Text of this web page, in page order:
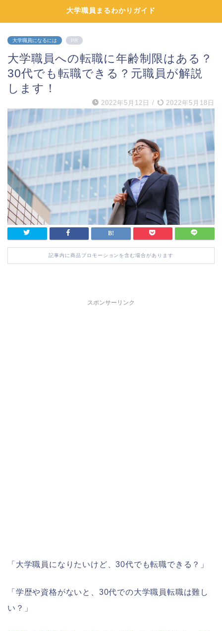
大学職員まるわかりガイド
大学職員になるには PR
大学職員への転職に年齢制限はある？
30代でも転職できる？元職員が解説
します！
2022年5月12日 / 2022年5月18日
記事内に商品プロモーションを含む場合があります
スポンサーリンク
「大学職員になりたいけど、30代でも転職できる？」
「学歴や資格がないと、30代での大学職員転職は難し
い？」